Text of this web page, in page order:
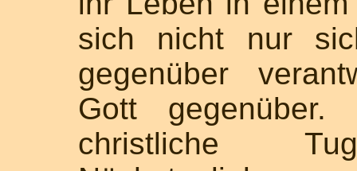
sich nicht nur
gegenüber
Gott
christliche